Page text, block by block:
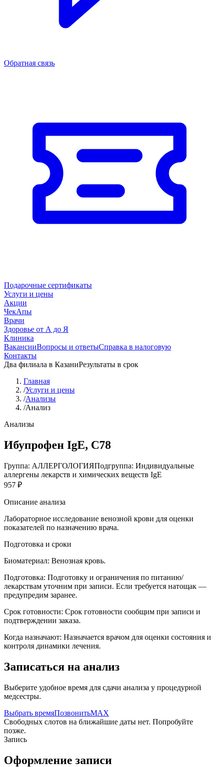
Обратная связь
Подарочные сертификаты
Услуги и цены
Акции
ЧекАпы
Врачи
Здоровье от А до Я
Клиника
ВакансииВопросы и ответыСправка в налоговую
Контакты
Два филиала в КазаниРезультаты в срок
Главная
/Услуги и цены
/Анализы
/Анализ
Анализы
Ибупрофен IgE, C78
Группа: АЛЛЕРГОЛОГИЯПодгруппа: Индивидуальные
аллергены лекарств и химических веществ IgE
957 ₽
Описание анализа
Лабораторное исследование венозной крови для оценки
показателей по назначению врача.
Подготовка и сроки
Биоматериал: Венозная кровь.
Подготовка: Подготовку и ограничения по питанию/
лекарствам уточним при записи. Если требуется натощак —
предупредим заранее.
Срок готовности: Срок готовности сообщим при записи и
подтверждении заказа.
Когда назначают: Назначается врачом для оценки состояния и
контроля динамики лечения.
Записаться на анализ
Выберите удобное время для сдачи анализа у процедурной
медсестры.
Выбрать времяПозвонитьMAX
Свободных слотов на ближайшие даты нет. Попробуйте
позже.
Запись
Оформление записи